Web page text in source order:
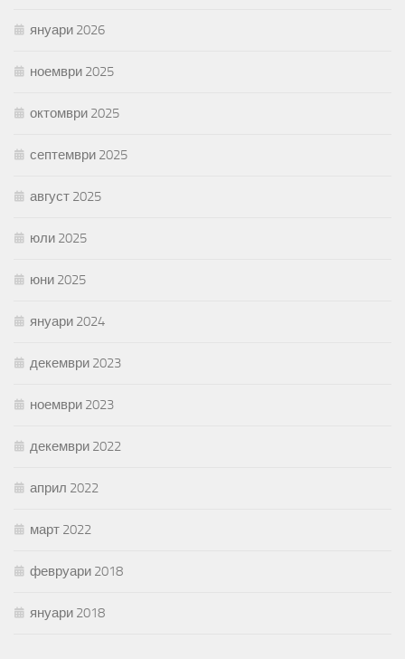
януари 2026
ноември 2025
октомври 2025
септември 2025
август 2025
юли 2025
юни 2025
януари 2024
декември 2023
ноември 2023
декември 2022
април 2022
март 2022
февруари 2018
януари 2018